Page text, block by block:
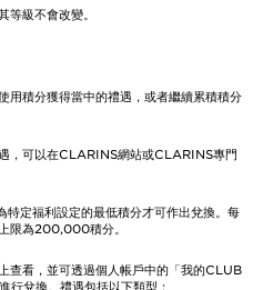
等級不會改變。
用積分獲得當中的禮遇，或者繼續累積積分
，可以在CLARINS網站或CLARINS專門
定福利設定的最低積分才可作出兌換。每
限為200,000積分。
查看，並可透過個人帳戶中的「我的CLUB
兌換。禮遇包括以下類型：